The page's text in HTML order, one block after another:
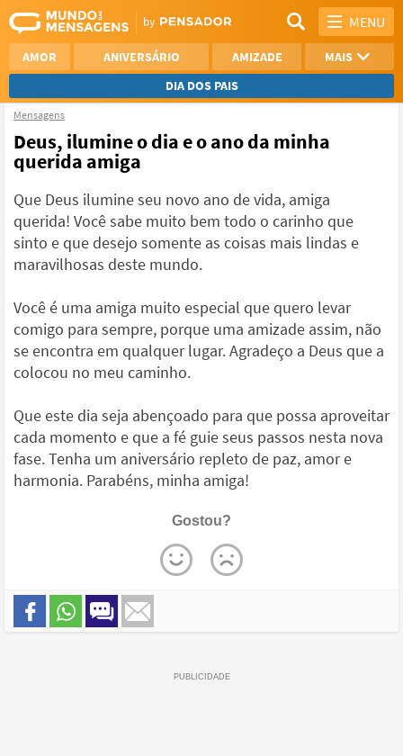
MENU
AMOR ANIVERSÁRIO AMIZADE
MAIS
DIA DOS PAIS
REFLEXÃO
AGRADECIMENTO
SAUDADE
NAMORO
VER TODAS
Mensagens
Deus, ilumine o dia e o ano da minha
querida amiga
Que Deus ilumine seu novo ano de vida, amiga
querida! Você sabe muito bem todo o carinho que
sinto e que desejo somente as coisas mais lindas e
maravilhosas deste mundo.
Você é uma amiga muito especial que quero levar
comigo para sempre, porque uma amizade assim, não
se encontra em qualquer lugar. Agradeço a Deus que a
colocou no meu caminho.
Que este dia seja abençoado para que possa aproveitar
cada momento e que a fé guie seus passos nesta nova
fase. Tenha um aniversário repleto de paz, amor e
harmonia. Parabéns, minha amiga!
Gostou?